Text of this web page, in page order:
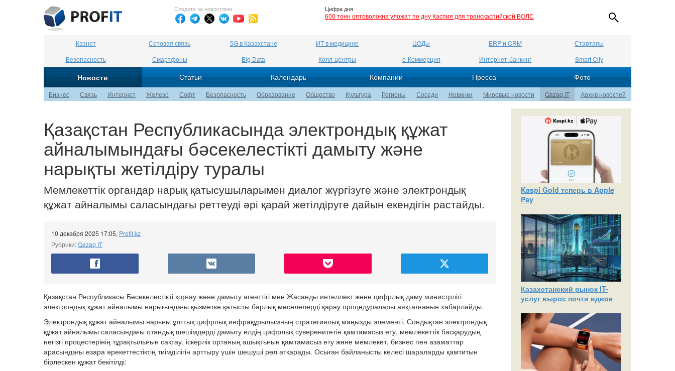
Следите за новостями Цифра дня
600 тонн оптоволокна уложат по дну Каспия для транскаспийской ВОЛС
Казнет Сотовая связь 5G в Казахстане ИТ в медицине ЦОДы ERP и CRM
Стартапы
Безопасность
Смартфоны Big Data Колл-центры е-Коммерция Интернет-банкинг Smart City
Новости Статьи Календарь Компании Пресса Фото
Бизнес Связь Интернет Железо Софт Безопасность Образование Общество Культура Регионы Соседи Новинки Мировые новости Qazaq IT Архив новостей
Қазақстан Республикасында электрондық құжат
айналымындағы бәсекелестікті дамыту және
нарықты жетілдіру туралы
Мемлекеттік органдар нарық қатысушыларымен диалог жүргізуге және электрондық
құжат айналымы саласындағы реттеуді әрі қарай жетілдіруге дайын екендігін растайды.
10 декабря 2025 17:05, Profit.kz
Рубрики:Qazaq IT
Қазақстан Республикасы Бәсекелестікті қорғау және дамыту агенттігі мен Жасанды интеллект және цифрлық даму министрлігі
электрондық құжат айналымы нарығындағы қызметке қатысты барлық мәселелерді қарау процедуралары аяқталғанын хабарлайды.
Электрондық құжат айналымы нарығы ұлттық цифрлық инфрақұрылымның стратегиялық маңызды элементі. Сондықтан электрондық
құжат айналымы саласындағы отандық шешімдерді дамыту елдің цифрлық суверенитетін қамтамасыз ету, мемлекеттік басқарудың
негізгі процестерінің тұрақтылығын сақтау, іскерлік ортаның ашықтығын қамтамасыз ету және мемлекет, бизнес пен азаматтар
арасындағы өзара әрекеттестіктің тиімділігін арттыру үшін шешуші рөл атқарады. Осыған байланысты келесі шараларды қамтитын
бірлескен құжат бекітілді:
Kaspi Gold теперь в Apple
Pay
Казахстанский рынок IT-
услуг вырос почти вдвое